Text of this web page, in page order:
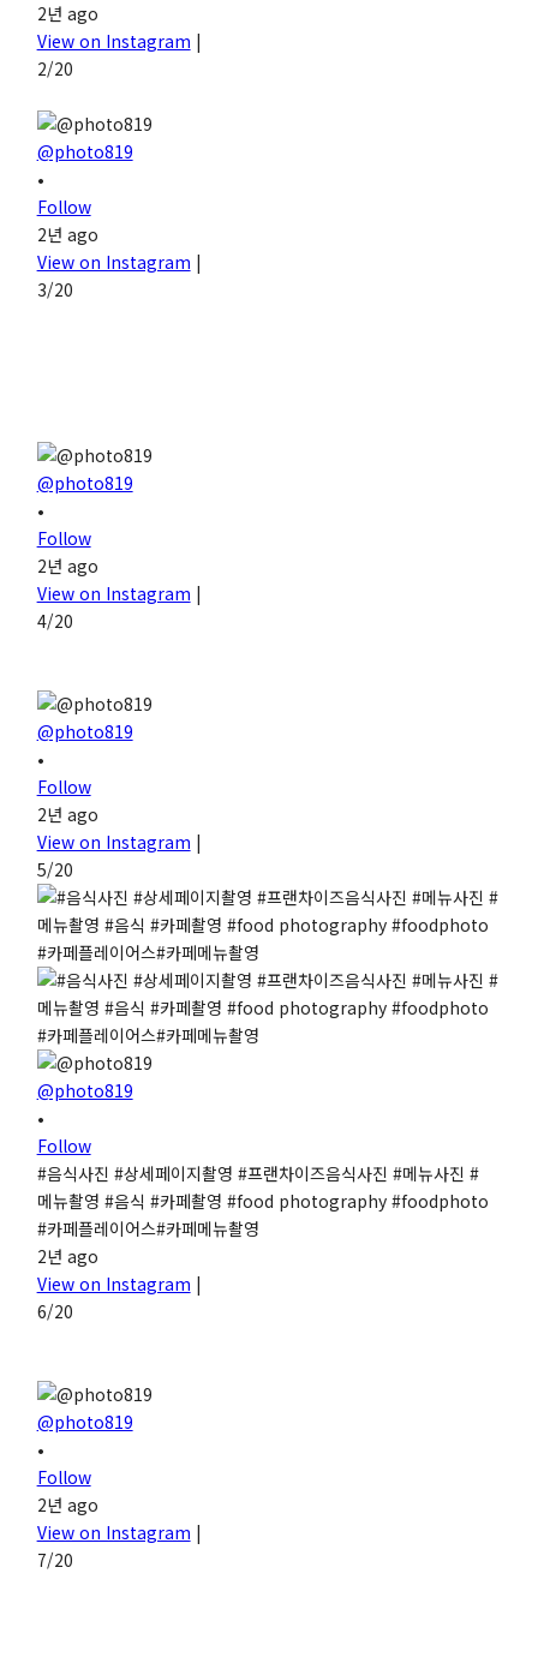
2년 ago
View on Instagram |
2/20
@photo819
•
Follow
2년 ago
View on Instagram |
3/20
@photo819
•
Follow
2년 ago
View on Instagram |
4/20
@photo819
•
Follow
2년 ago
View on Instagram |
5/20
@photo819
•
Follow
#음식사진 #상세페이지촬영 #프랜차이즈음식사진 #메뉴사진 #
메뉴촬영 #음식 #카페촬영 #food photography #foodphoto
#카페플레이어스#카페메뉴촬영
2년 ago
View on Instagram |
6/20
@photo819
•
Follow
2년 ago
View on Instagram |
7/20